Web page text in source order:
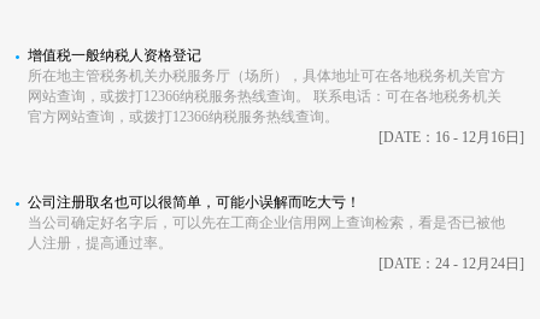
增值税一般纳税人资格登记
所在地主管税务机关办税服务厅（场所），具体地址可在各地税务机关官方
网站查询，或拨打12366纳税服务热线查询。 联系电话：可在各地税务机关
官方网站查询，或拨打12366纳税服务热线查询。
[DATE：16 - 12月16日]
公司注册取名也可以很简单，可能小误解而吃大亏！
当公司确定好名字后，可以先在工商企业信用网上查询检索，看是否已被他
人注册，提高通过率。
[DATE：24 - 12月24日]